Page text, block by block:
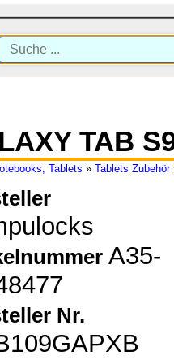
TAB
Tablets » Tablets Zubehör
A35-
Nr.